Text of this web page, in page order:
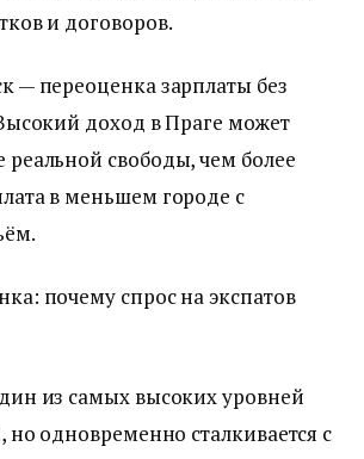
и договоров.
— переоценка зарплаты без
доход в Праге может
реальной свободы, чем более
в меньшем городе с
почему спрос на экспатов
из самых высоких уровней
но одновременно сталкивается с